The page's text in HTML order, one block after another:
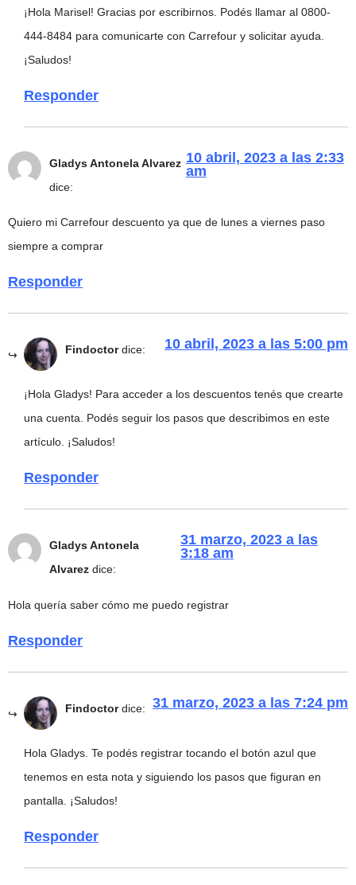
¡Hola Marisel! Gracias por escribirnos. Podés llamar al 0800-
444-8484 para comunicarte con Carrefour y solicitar ayuda.
¡Saludos!
Responder
Gladys Antonela Alvarez
dice:
10 abril, 2023 a las 2:33
am
Quiero mi Carrefour descuento ya que de lunes a viernes paso
siempre a comprar
Responder
Findoctor dice: 10 abril, 2023 a las 5:00 pm
¡Hola Gladys! Para acceder a los descuentos tenés que crearte
una cuenta. Podés seguir los pasos que describimos en este
artículo. ¡Saludos!
Responder
Gladys Antonela
Alvarez dice:
31 marzo, 2023 a las
3:18 am
Hola quería saber cómo me puedo registrar
Responder
Findoctor dice: 31 marzo, 2023 a las 7:24 pm
Hola Gladys. Te podés registrar tocando el botón azul que
tenemos en esta nota y siguiendo los pasos que figuran en
pantalla. ¡Saludos!
Responder